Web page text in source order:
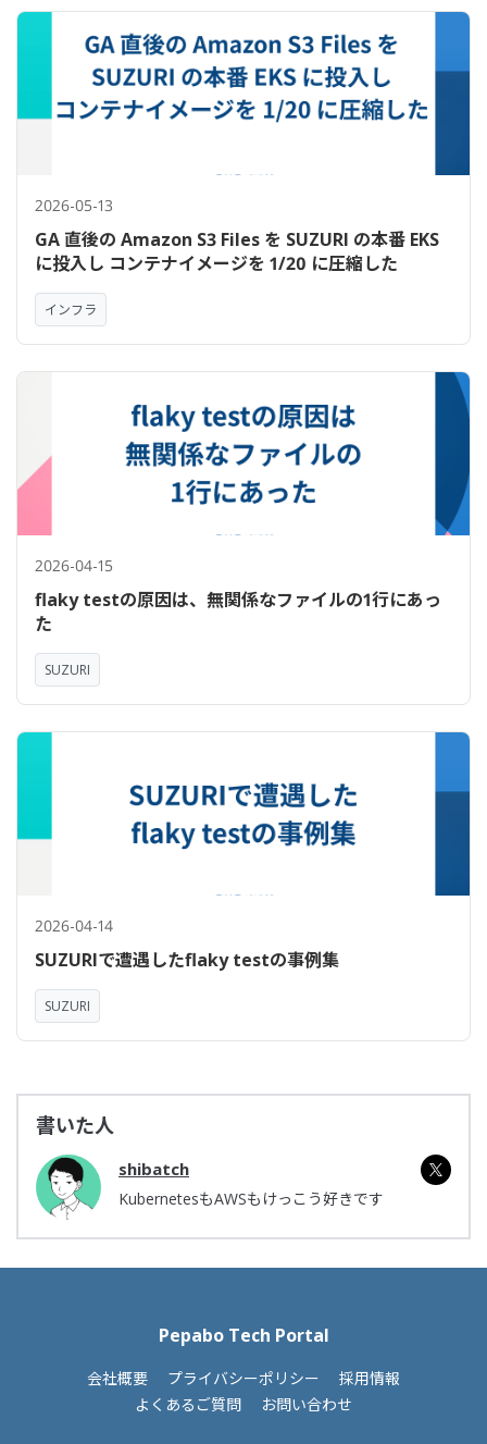
2026-05-13
GA 直後の Amazon S3 Files を SUZURI の本番 EKS
に投入し コンテナイメージを 1/20 に圧縮した
インフラ
2026-04-15
flaky testの原因は、無関係なファイルの1行にあっ
た
SUZURI
2026-04-14
SUZURIで遭遇したflaky testの事例集
SUZURI
書いた人
shibatch
KubernetesもAWSもけっこう好きです
Pepabo Tech Portal
会社概要 プライバシーポリシー
採用情報
よくあるご質問
お問い合わせ